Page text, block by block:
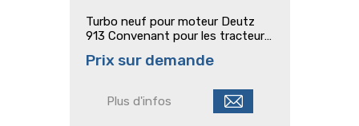
Turbo neuf pour moteur Deutz
913 Convenant pour les tracteurs
4.47/4.57 - DX86/92 -
Prix sur demande
Plus d'infos